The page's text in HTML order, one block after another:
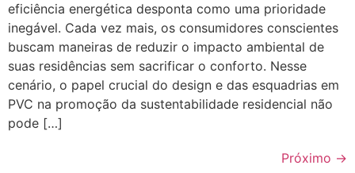
eficiência energética desponta como uma prioridade
inegável. Cada vez mais, os consumidores conscientes
buscam maneiras de reduzir o impacto ambiental de
suas residências sem sacrificar o conforto. Nesse
cenário, o papel crucial do design e das esquadrias em
PVC na promoção da sustentabilidade residencial não
pode […]
Próximo →